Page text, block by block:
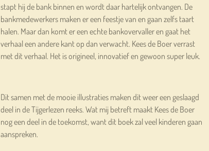
stapt hij de bank binnen en wordt daar hartelijk ontvangen. De
bankmedewerkers maken er een feestje van en gaan zelfs taart
halen. Maar dan komt er een echte bankovervaller en gaat het
verhaal een andere kant op dan verwacht. Kees de Boer verrast
met dit verhaal. Het is origineel, innovatief en gewoon super leuk.
Dit samen met de mooie illustraties maken dit weer een geslaagd
deel in deTijgerlezen reeks. Wat mij betreft maakt Kees de Boer
nog een deel in de toekomst, want dit boek zal veel kinderen gaan
aanspreken.